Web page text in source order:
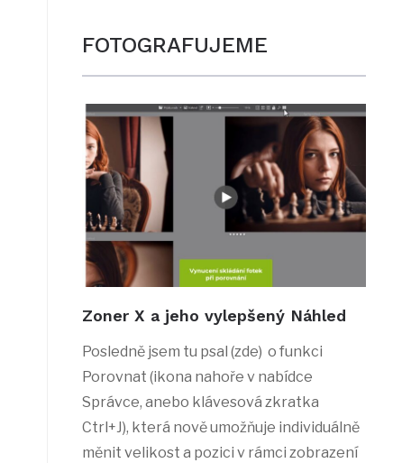
FOTOGRAFUJEME
Zoner X a jeho vylepšený Náhled
Posledně jsem tu psal (zde) o funkci
Porovnat (ikona nahoře v nabídce
Správce, anebo klávesová zkratka
Ctrl+J), která nově umožňuje individuálně
měnit velikost a pozici v rámci zobrazení